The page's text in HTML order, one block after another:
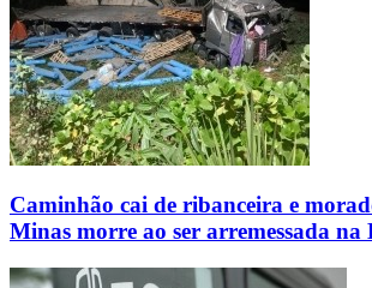
Caminhão cai de ribanceira e
Minas morre ao ser arremessada na